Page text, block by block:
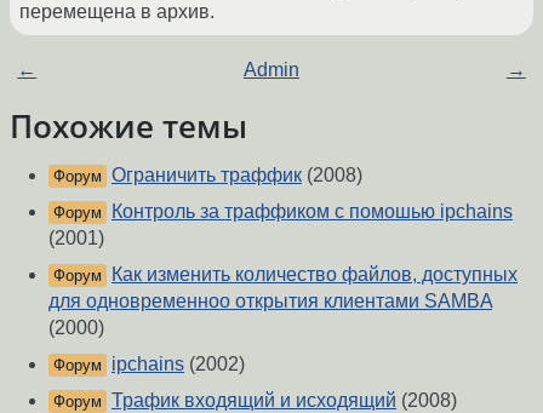
перемещена в архив.
← Admin →
Похожие темы
Форум Ограничить траффик (2008)
Форум
Контроль за траффиком с помошью ipchains
(2001)
Форум
Как изменить количество файлов, доступных
для одновременноо открытия клиентами SAMBA
(2000)
Форум ipchains (2002)
Форум Трафик входящий и исходящий (2008)